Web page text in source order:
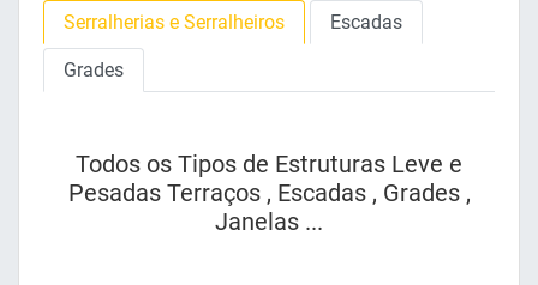
Serralherias e Serralheiros Escadas
Grades
Todos os Tipos de Estruturas Leve e
Pesadas Terraços , Escadas , Grades ,
Janelas ...